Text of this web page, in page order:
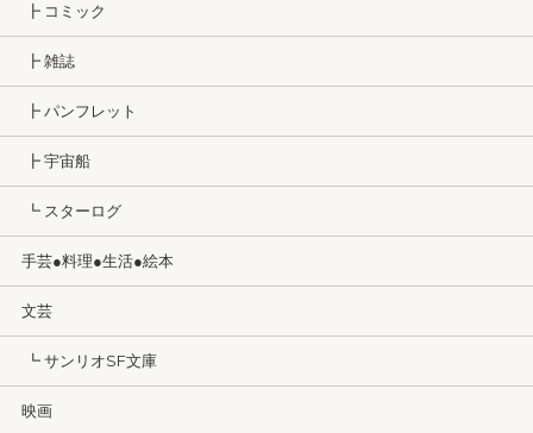
┣ コミック
┣ 雑誌
┣ パンフレット
┣ 宇宙船
┗ スターログ
手芸●料理●生活●絵本
文芸
┗ サンリオSF文庫
映画